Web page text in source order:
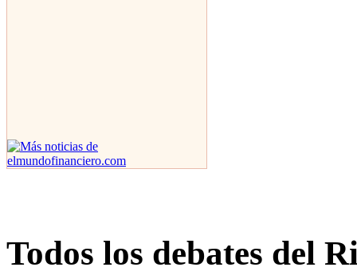
Todos los debates del